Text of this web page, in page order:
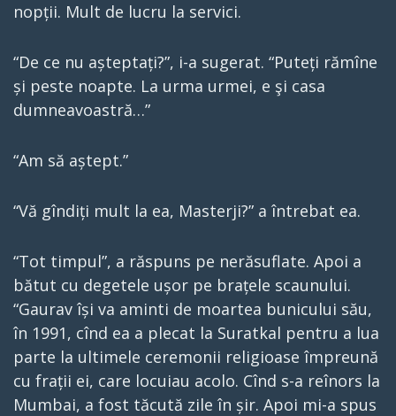
nopții. Mult de lucru la servici.
“De ce nu așteptați?”, i-a sugerat. “Puteți rămîne
și peste noapte. La urma urmei, e şi casa
dumneavoastră…”
“Am să aștept.”
“Vă gîndiți mult la ea, Masterji?” a întrebat ea.
“Tot timpul”, a răspuns pe nerăsuflate. Apoi a
bătut cu degetele ușor pe brațele scaunului.
“Gaurav își va aminti de moartea bunicului său,
în 1991, cînd ea a plecat la Suratkal pentru a lua
parte la ultimele ceremonii religioase împreună
cu frații ei, care locuiau acolo. Cînd s-a reînors la
Mumbai, a fost tăcută zile în șir. Apoi mi-a spus